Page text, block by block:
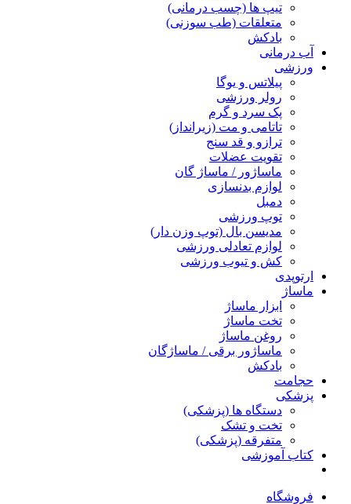
تیپ ها (چسب درمانی)
متعلقات (طب سوزنی)
بادکش
آب درمانی
ورزشی
پیلاتس و یوگا
رولر ورزشی
پک سرد و گرم
تاتامی و مت (زیرانداز)
ترازو و قد سنج
تقویت عضلات
ماساژور / ماساژ گان
لوازم بدنسازی
دمبل
توپ ورزشی
مدیسن بال (توپ وزن دار)
لوازم تعادلی ورزشی
کش و تیوب ورزشی
ارتوپدی
ماساژ
ابزار ماساژ
تخت ماساژ
روغن ماساژ
ماساژور برقی / ماساژگان
بادکش
حجامت
پزشکی
دستگاه ها (پزشکی)
تخت و تشک
متفرقه (پزشکی)
کتاب آموزشی
فروشگاه